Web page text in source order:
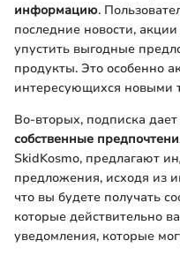
информацию.
последние новости,
упустить выгодные
продукты. Это особенно
интересующихся новыми
Во-вторых, подписка
собственные
SkidKosmo, предлагают
предложения, исходя из
что вы будете получать
которые действительно
уведомления, которые